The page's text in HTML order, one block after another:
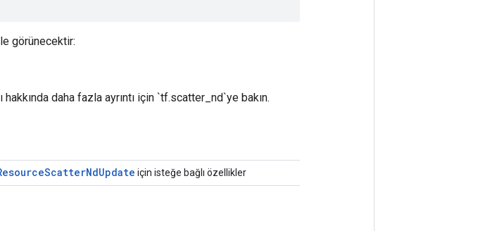
görünecektir:
daha fazla ayrıntı için `tf.scatter_nd`ye bakın.
ScatterNdUpdate için isteğe bağlı özellikler